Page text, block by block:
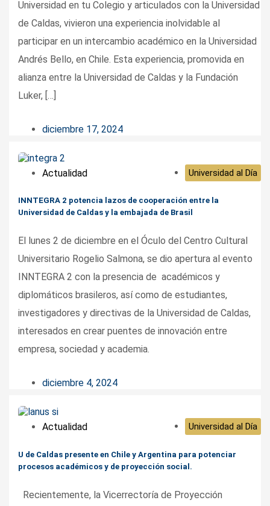
Universidad en tu Colegio y articulados con la Universidad
de Caldas, vivieron una experiencia inolvidable al
participar en un intercambio académico en la Universidad
Andrés Bello, en Chile. Esta experiencia, promovida en
alianza entre la Universidad de Caldas y la Fundación
Luker, […]
diciembre 17, 2024
Actualidad Universidad al Día
INNTEGRA 2 potencia lazos de cooperación entre la
Universidad de Caldas y la embajada de Brasil
El lunes 2 de diciembre en el Óculo del Centro Cultural
Universitario Rogelio Salmona, se dio apertura al evento
INNTEGRA 2 con la presencia de académicos y
diplomáticos brasileros, así como de estudiantes,
investigadores y directivas de la Universidad de Caldas,
interesados en crear puentes de innovación entre
empresa, sociedad y academia.
diciembre 4, 2024
Actualidad Universidad al Día
U de Caldas presente en Chile y Argentina para potenciar
procesos académicos y de proyección social.
Recientemente, la Vicerrectoría de Proyección